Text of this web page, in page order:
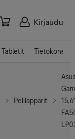
Kirjaudu
Tabletit Tietokoneet
Peliläppärit
15,6"